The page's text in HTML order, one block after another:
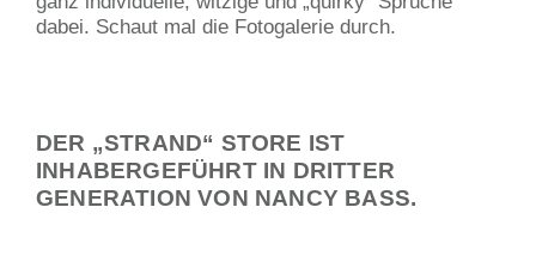
dabei. Schaut mal die Fotogalerie durch.
DER „STRAND“ STORE IST
INHABERGEFÜHRT IN DRITTER
GENERATION VON NANCY BASS.